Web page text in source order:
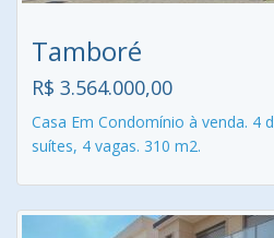
Tamboré
R$ 3.564.000,00
Casa Em Condomínio à venda. 4
suítes, 4 vagas. 310 m2.